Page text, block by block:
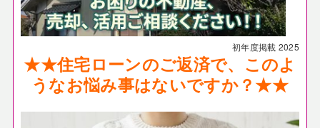
初年度掲載 2025
★★住宅ローンのご返済で、このよ
うなお悩み事はないですか？★★